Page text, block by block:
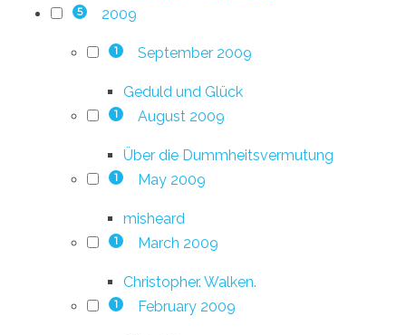
5 2009
1 September 2009
Geduld und Glück
1 August 2009
Über die Dummheitsvermutung
1 May 2009
misheard
1 March 2009
Christopher. Walken.
1 February 2009